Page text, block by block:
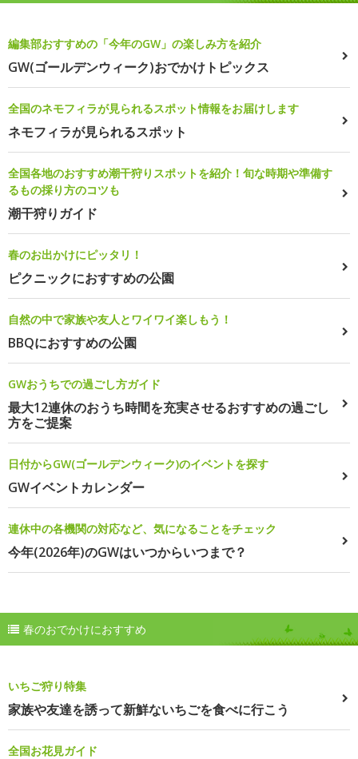
編集部おすすめの「今年のGW」の楽しみ方を紹介
GW(ゴールデンウィーク)おでかけトピックス
全国のネモフィラが見られるスポット情報をお届けします
ネモフィラが見られるスポット
全国各地のおすすめ潮干狩りスポットを紹介！旬な時期や準備す
るもの採り方のコツも
潮干狩りガイド
春のお出かけにピッタリ！
ピクニックにおすすめの公園
自然の中で家族や友人とワイワイ楽しもう！
BBQにおすすめの公園
GWおうちでの過ごし方ガイド
最大12連休のおうち時間を充実させるおすすめの過ごし
方をご提案
日付からGW(ゴールデンウィーク)のイベントを探す
GWイベントカレンダー
連休中の各機関の対応など、気になることをチェック
今年(2026年)のGWはいつからいつまで？
春のおでかけにおすすめ
いちご狩り特集
家族や友達を誘って新鮮ないちごを食べに行こう
全国お花見ガイド